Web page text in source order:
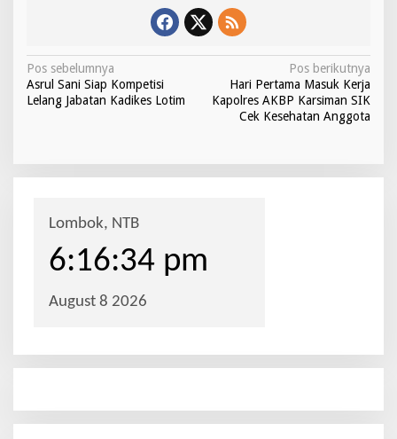
N
a
g
Pos sebelumnya
Asrul Sani Siap Kompetisi
Lelang Jabatan Kadikes Lotim
Pos berikutnya
Hari Pertama Masuk Kerja
Kapolres AKBP Karsiman SIK
Cek Kesehatan Anggota